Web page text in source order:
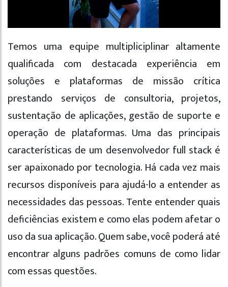
Temos uma equipe multipliciplinar altamente
qualificada com destacada experiência em
soluções e plataformas de missão crítica
prestando serviços de consultoria, projetos,
sustentação de aplicações, gestão de suporte e
operação de plataformas. Uma das principais
características de um desenvolvedor full stack é
ser apaixonado por tecnologia. Há cada vez mais
recursos disponíveis para ajudá-lo a entender as
necessidades das pessoas. Tente entender quais
deficiências existem e como elas podem afetar o
uso da sua aplicação. Quem sabe, você poderá até
encontrar alguns padrões comuns de como lidar
com essas questões.